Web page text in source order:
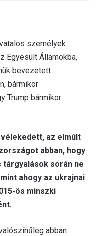
személyek
Egyesült Államokba,
bevezetett
bármikor
Trump bármikor
az elmúlt
abban, hogy
során ne
ahogy az ukrajnai
ös minszki
abban